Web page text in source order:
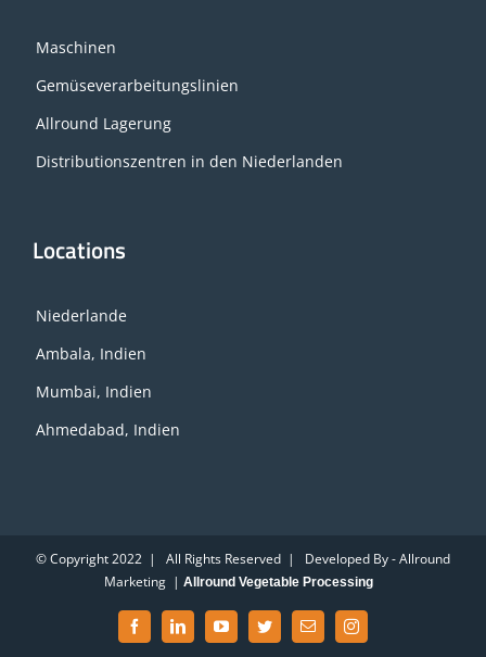
Maschinen
Gemüseverarbeitungslinien
Allround Lagerung
Distributionszentren in den Niederlanden
Locations
Niederlande
Ambala, Indien
Mumbai, Indien
Ahmedabad, Indien
© Copyright 2022 | All Rights Reserved | Developed By - Allround
Marketing | Allround Vegetable Processing
FacebookLinkedInYouTubeTwitterEmail Instagram